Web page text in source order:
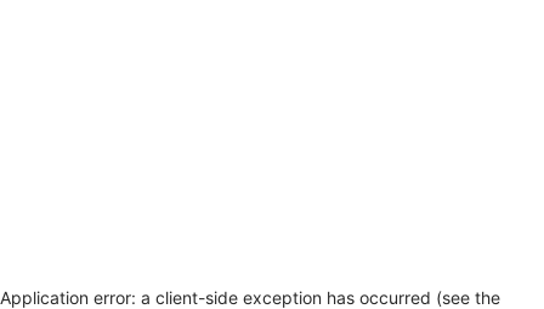
Application error: a client-side exception has occurred (see the